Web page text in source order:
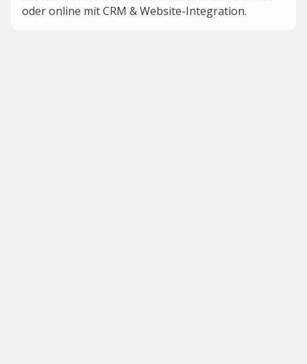
oder online mit CRM & Website-Integration.